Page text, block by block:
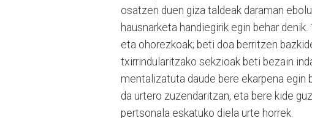
osatzen duen giza taldeak daraman
hausnarketa handiegirik egin behar
eta ohorezkoak; beti doa berritzen
txirrindularitzako sekzioak beti bezain
mentalizatuta daude bere ekarpena egin
da urtero zuzendaritzan, eta bere kide
pertsonala eskatuko diela urte horrek.